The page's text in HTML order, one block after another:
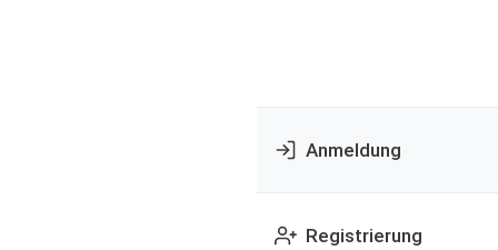
Anmeldung
Registrierung